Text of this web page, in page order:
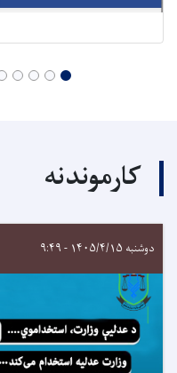
کارموندنه
دوشنبه ۱۴۰۵/۴/۱۵ - ۹:۴۹